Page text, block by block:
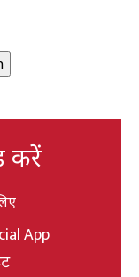
करें
App